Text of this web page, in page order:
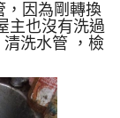
，因為剛轉換
主也沒有洗過
洗水管 ，檢
量也比較小，
檸檬酸 至水
，開啟 螺旋
，沒想到洗